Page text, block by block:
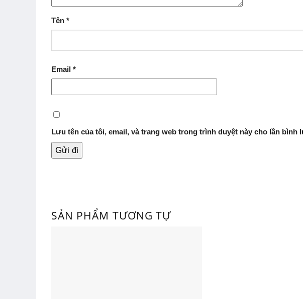
Tên *
Email *
Lưu tên của tôi, email, và trang web trong trình duyệt này cho lần bình
SẢN PHẨM TƯƠNG TỰ